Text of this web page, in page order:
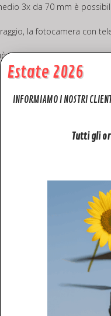
3x da 70 mm è
la fotocamera con
misurare distanze da
servire vari settori, dalla
supporta la modalità ad
un obiettivo
necessari per
dei nuovi campi
per il
24 mm con otturatore
intervallo di 0,5 s nelle
Capture, che consente
per le missioni
Estate 2026
INFORMIAMO I NOSTRI
Tutti gli